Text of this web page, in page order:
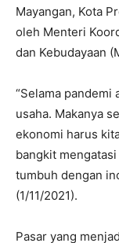
Mayangan, Kota
oleh Menteri
dan Kebudayaan
“Selama pandemi
usaha. Makanya
ekonomi harus
bangkit
tumbuh dengan
(1/11/2021).
Pasar yang